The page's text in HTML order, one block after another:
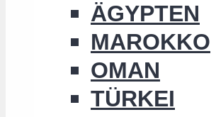
ÄGYPTEN
MAROKKO
OMAN
TÜRKEI